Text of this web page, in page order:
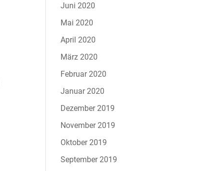
Juni 2020
Mai 2020
April 2020
März 2020
Februar 2020
Januar 2020
Dezember 2019
November 2019
Oktober 2019
September 2019